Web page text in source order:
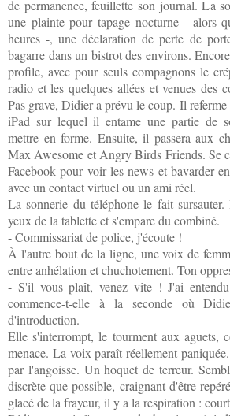
de permanence, feuillette son journal. La
une plainte pour tapage nocturne - alors
heures -, une déclaration de perte de
bagarre dans un bistrot des environs.
profile, avec pour seuls compagnons le
radio et les quelques allées et venues des
Pas grave, Didier a prévu le coup. Il
iPad sur lequel il entame une partie de
mettre en forme. Ensuite, il passera aux
Max Awesome et Angry Birds Friends. Se
Facebook pour voir les news et bavarder
avec un contact virtuel ou un ami réel.
La sonnerie du téléphone le fait
yeux de la tablette et s'empare du combiné.
- Commissariat de police, j'écoute !
À l'autre bout de la ligne, une voix de
entre anhélation et chuchotement. Ton
- S'il vous plaît, venez vite ! J'ai
commence-t-elle à la seconde où
d'introduction.
Elle s'interrompt, le tourment aux aguets,
menace. La voix paraît réellement
par l'angoisse. Un hoquet de terreur.
discrète que possible, craignant d'être
glacé de la frayeur, il y a la respiration :